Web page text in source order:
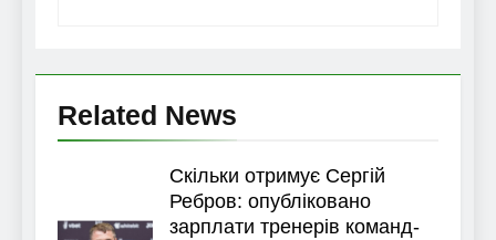
Related News
Скільки отримує Сергій
Ребров: опубліковано
зарплати тренерів команд-